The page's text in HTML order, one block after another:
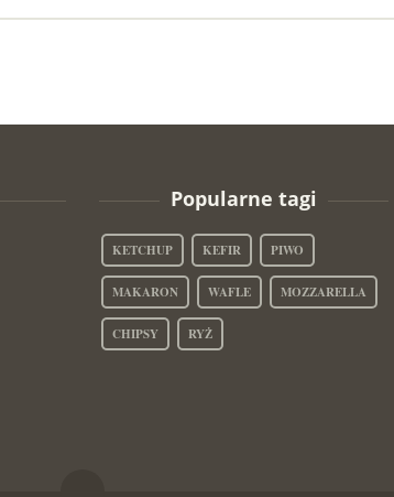
Popularne tagi
KETCHUP KEFIR PIWO
MAKARON WAFLE MOZZARELLA
CHIPSY RYŻ